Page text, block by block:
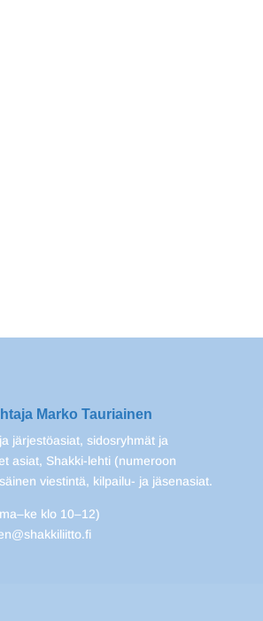
Marko Tauriainen
järjestöasiat, sidosryhmät ja
asiat, Shakki-lehti (numeroon
viestintä, kilpailu- ja jäsenasiat.
klo 10–12)